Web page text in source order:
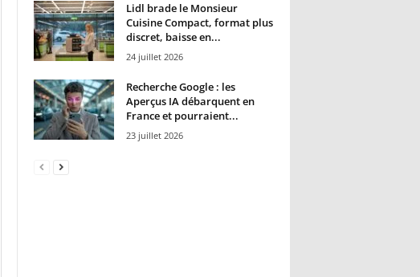
Lidl brade le Monsieur
Cuisine Compact, format plus
discret, baisse en...
24 juillet 2026
Recherche Google : les
Aperçus IA débarquent en
France et pourraient...
23 juillet 2026